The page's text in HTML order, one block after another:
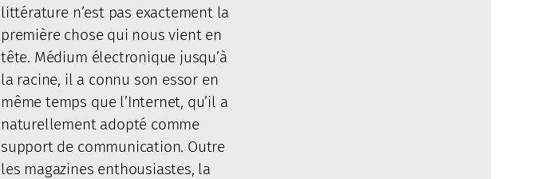
littérature n’est pas exactement la
première chose qui nous vient en
tête. Médium électronique jusqu’à
la racine, il a connu son essor en
même temps que l’Internet, qu’il a
naturellement adopté comme
support de communication. Outre
les magazines enthousiastes, la